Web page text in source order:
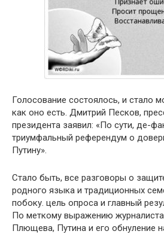
Голосование состоялось, и стало
как оно есть. Дмитрий Песков,
президента заявил: «По сути, де-
триумфальный референдум о
Путину».
Стало быть, все разговоры о
родного языка и традиционных
побоку. цель опроса и главный
По меткому выражению
Плющева, Путина и его обнуление